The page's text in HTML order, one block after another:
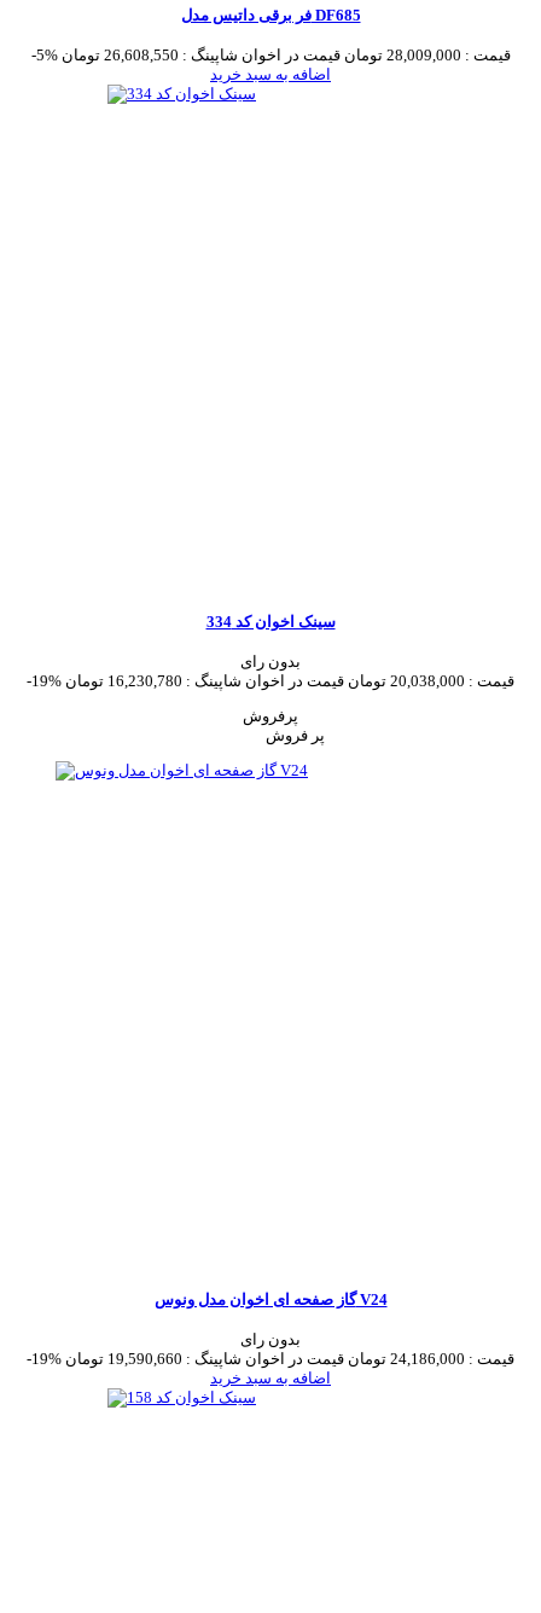
فر برقی داتیس مدل DF685
-5% قیمت : 28,009,000 تومان قیمت در اخوان شاپینگ : 26,608,550 تومان
اضافه به سبد خرید
سینک اخوان کد 334
بدون رای
-19%
قیمت : 20,038,000 تومان قیمت در اخوان شاپینگ : 16,230,780 تومان
پرفروش
گاز صفحه ای اخوان مدل ونوس V24
بدون رای
-19%
قیمت : 24,186,000 تومان قیمت در اخوان شاپینگ : 19,590,660 تومان
اضافه به سبد خرید